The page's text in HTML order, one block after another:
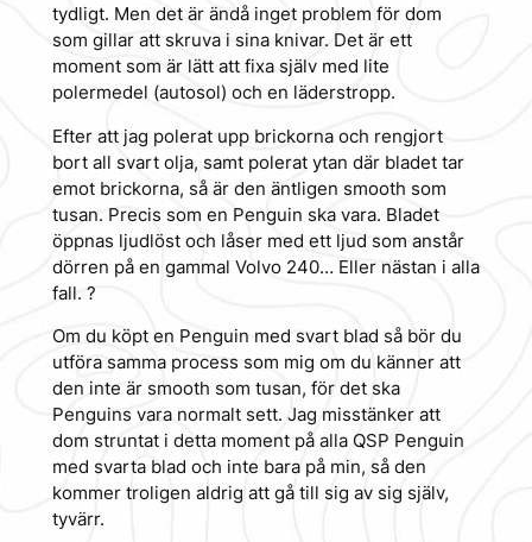
tydligt. Men det är ändå inget problem för dom
som gillar att skruva i sina knivar. Det är ett
moment som är lätt att fixa själv med lite
polermedel (autosol) och en läderstropp.
Efter att jag polerat upp brickorna och rengjort
bort all svart olja, samt polerat ytan där bladet tar
emot brickorna, så är den äntligen smooth som
tusan. Precis som en Penguin ska vara. Bladet
öppnas ljudlöst och låser med ett ljud som anstår
dörren på en gammal Volvo 240… Eller nästan i alla
fall. ?
Om du köpt en Penguin med svart blad så bör du
utföra samma process som mig om du känner att
den inte är smooth som tusan, för det ska
Penguins vara normalt sett. Jag misstänker att
dom struntat i detta moment på alla QSP Penguin
med svarta blad och inte bara på min, så den
kommer troligen aldrig att gå till sig av sig själv,
tyvärr.